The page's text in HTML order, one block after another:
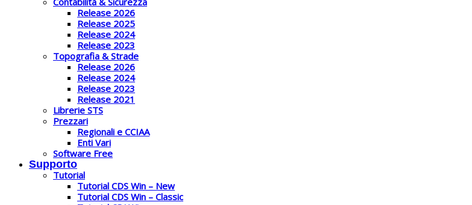
Release 2026
Release 2025
Release 2024
Release 2023
Topografia & Strade
Release 2026
Release 2024
Release 2023
Release 2021
Librerie STS
Prezzari
Regionali e CCIAA
Enti Vari
Software Free
Supporto
Tutorial
Tutorial CDS Win – New
Tutorial CDS Win – Classic